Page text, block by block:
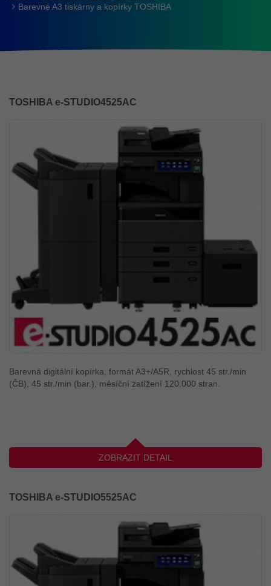
Barevné A3 tiskárny a kopírky TOSHIBA
TOSHIBA e-STUDIO4525AC
Barevná digitální kopírka, formát A3+/A5R, rychlost 45 str./min
(ČB), 45 str./min (bar.), měsíční zatížení 120.000 stran.
ZOBRAZIT DETAIL
TOSHIBA e-STUDIO5525AC